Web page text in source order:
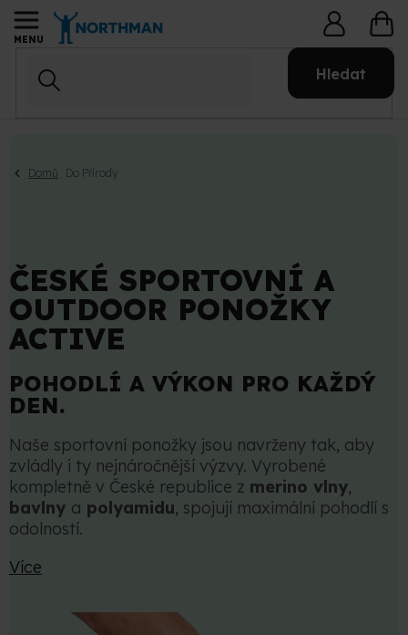
Přejít
na
Hledat
Domů Do Přírody
ČESKÉ SPORTOVNÍ A
OUTDOOR PONOŽKY
ACTIVE
POHODLÍ A VÝKON PRO KAŽDÝ
DEN.
Naše sportovní ponožky jsou navrženy tak, aby
zvládly i ty nejnáročnější výzvy. Vyrobené
kompletně v České republice z merino vlny,
bavlny a polyamidu, spojují maximální pohodlí s
odolností.
Více